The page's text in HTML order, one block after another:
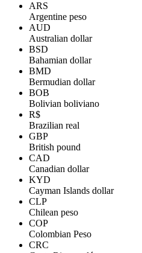
ARS
Argentine peso
AUD
Australian dollar
BSD
Bahamian dollar
BMD
Bermudian dollar
BOB
Bolivian boliviano
R$
Brazilian real
GBP
British pound
CAD
Canadian dollar
KYD
Cayman Islands dollar
CLP
Chilean peso
COP
Colombian Peso
CRC